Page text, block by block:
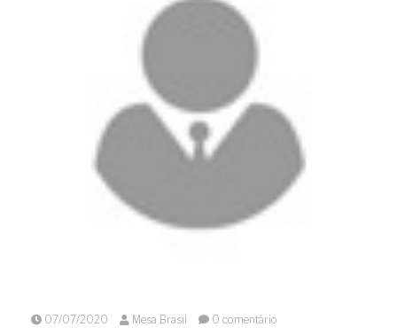
07/07/2020 Mesa Brasil 0 comentário